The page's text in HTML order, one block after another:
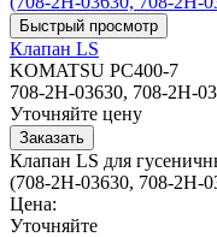
Клапан LS
KOMATSU PC400-7
708-2H-03630, 708-2H-
Уточняйте цену
Клапан LS для
(708-2H-03630, 708-2H-
Цена:
Уточняйте